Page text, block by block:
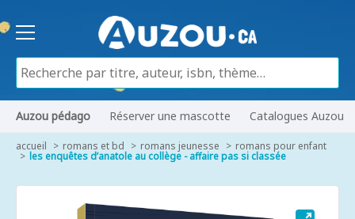
Auzou pédago Réserver une mascotte Catalogues Auzou
accueil romans et bd romans jeunesse romans pour enfant
les enquêtes d’anatole au collège - affaire pas si classée